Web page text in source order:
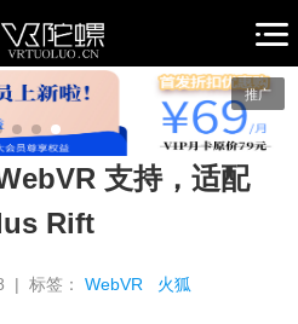
推广
支持，适配
Rift
| 标签：WebVR 火狐